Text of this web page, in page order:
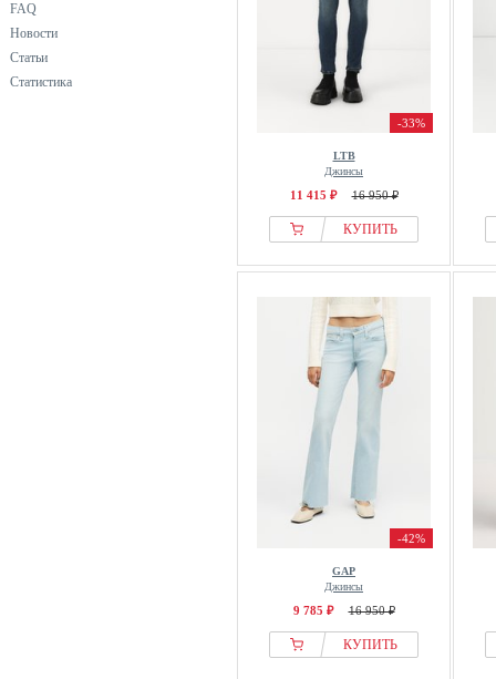
OPUS
OPUS PANTS
FAQ
Новости
Статьи
Статистика
-33%
LTB
Джинсы
11 415 ₽ 16 950 ₽
КУПИТЬ
-42%
GAP
Джинсы
9 785 ₽ 16 950 ₽
КУПИТЬ